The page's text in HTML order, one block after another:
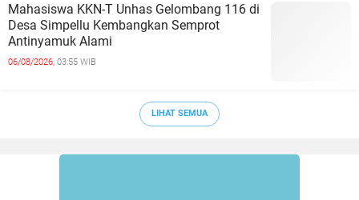
Mahasiswa KKN-T Unhas Gelombang 116 di
Desa Simpellu Kembangkan Semprot
Antinyamuk Alami
06/08/2026, 03:55 WIB
LIHAT SEMUA